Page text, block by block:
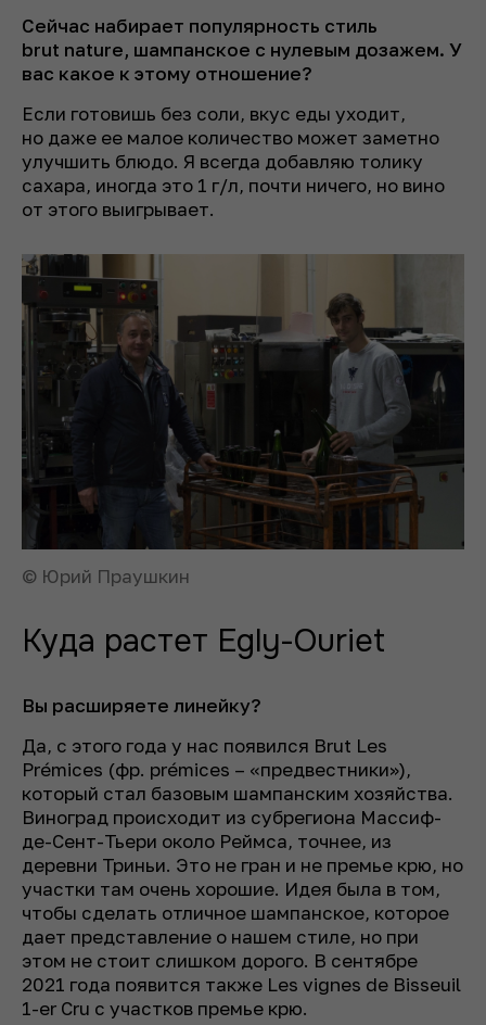
Сейчас набирает популярность стиль
brut nature, шампанское с нулевым дозажем. У
вас какое к этому отношение?
Если готовишь без соли, вкус еды уходит,
но даже ее малое количество может заметно
улучшить блюдо. Я всегда добавляю толику
сахара, иногда это 1 г/л, почти ничего, но вино
от этого выигрывает.
© Юрий Праушкин
Куда растет Egly-Ouriet
Вы расширяете линейку?
Да, с этого года у нас появился Brut Les
Prémices (фр. prémices – «предвестники»),
который стал базовым шампанским хозяйства.
Виноград происходит из субрегиона Массиф-
де-Сент-Тьери около Реймса, точнее, из
деревни Триньи. Это не гран и не премье крю, но
участки там очень хорошие. Идея была в том,
чтобы сделать отличное шампанское, которое
дает представление о нашем стиле, но при
этом не стоит слишком дорого. В сентябре
2021 года появится также Les vignes de Bisseuil
1-er Cru с участков премье крю.